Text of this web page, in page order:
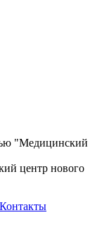
"Медицинский
центр нового
Контакты